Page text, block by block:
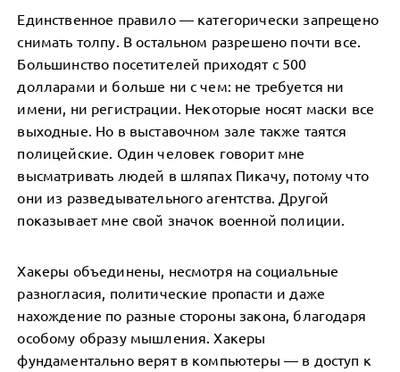
Единственное правило — категорически запрещено
снимать толпу. В остальном разрешено почти все.
Большинство посетителей приходят с 500
долларами и больше ни с чем: не требуется ни
имени, ни регистрации. Некоторые носят маски все
выходные. Но в выставочном зале также таятся
полицейские. Один человек говорит мне
высматривать людей в шляпах Пикачу, потому что
они из разведывательного агентства. Другой
показывает мне свой значок военной полиции.
Хакеры объединены, несмотря на социальные
разногласия, политические пропасти и даже
нахождение по разные стороны закона, благодаря
особому образу мышления. Хакеры
фундаментально верят в компьютеры — в доступ к